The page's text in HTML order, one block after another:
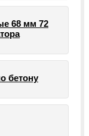
68 мм 72
бетону